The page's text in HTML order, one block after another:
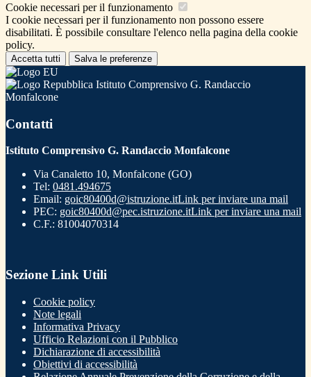
Cookie necessari per il funzionamento
I cookie necessari per il funzionamento non possono essere
disabilitati. È possibile consultare l'elenco nella pagina della cookie
policy.
Accetta tutti Salva le preferenze
Istituto Comprensivo G. Randaccio
Monfalcone
Contatti
Istituto Comprensivo G. Randaccio Monfalcone
Via Canaletto 10, Monfalcone (GO)
Tel: 0481.494675
Email: goic80400d@istruzione.itLink per inviare una mail
PEC: goic80400d@pec.istruzione.itLink per inviare una mail
C.F.: 81004070314
Sezione Link Utili
Cookie policy
Note legali
Informativa Privacy
Ufficio Relazioni con il Pubblico
Dichiarazione di accessibilità
Obiettivi di accessibilità